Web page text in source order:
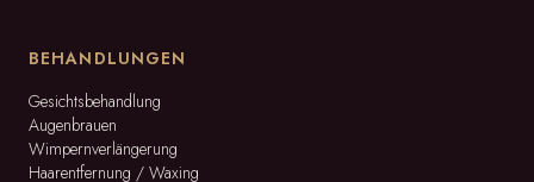
BEHANDLUNGEN
Gesichtsbehandlung
Augenbrauen
Wimpernverlängerung
Haarentfernung / Waxing